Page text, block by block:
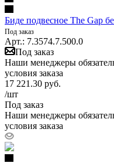
Биде подвесное The Gap
Под заказ
Арт.: 7.3574.7.500.0
Под заказ
Наши менеджеры
условия заказа
17 221.30 руб.
/шт
Под заказ
Наши менеджеры
условия заказа